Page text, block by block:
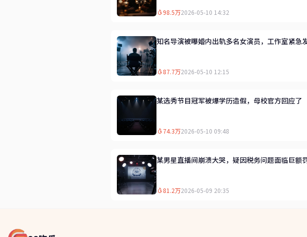
98.5万2026-05-10 14:32
知名导演被曝婚内出轨多名女演员，工作室紧急
87.7万2026-05-10 12:15
某选秀节目冠军被爆学历造假，母校官方回应了
74.3万2026-05-10 09:48
某男星直播间崩溃大哭，疑因税务问题面临巨额
81.2万2026-05-09 20:35